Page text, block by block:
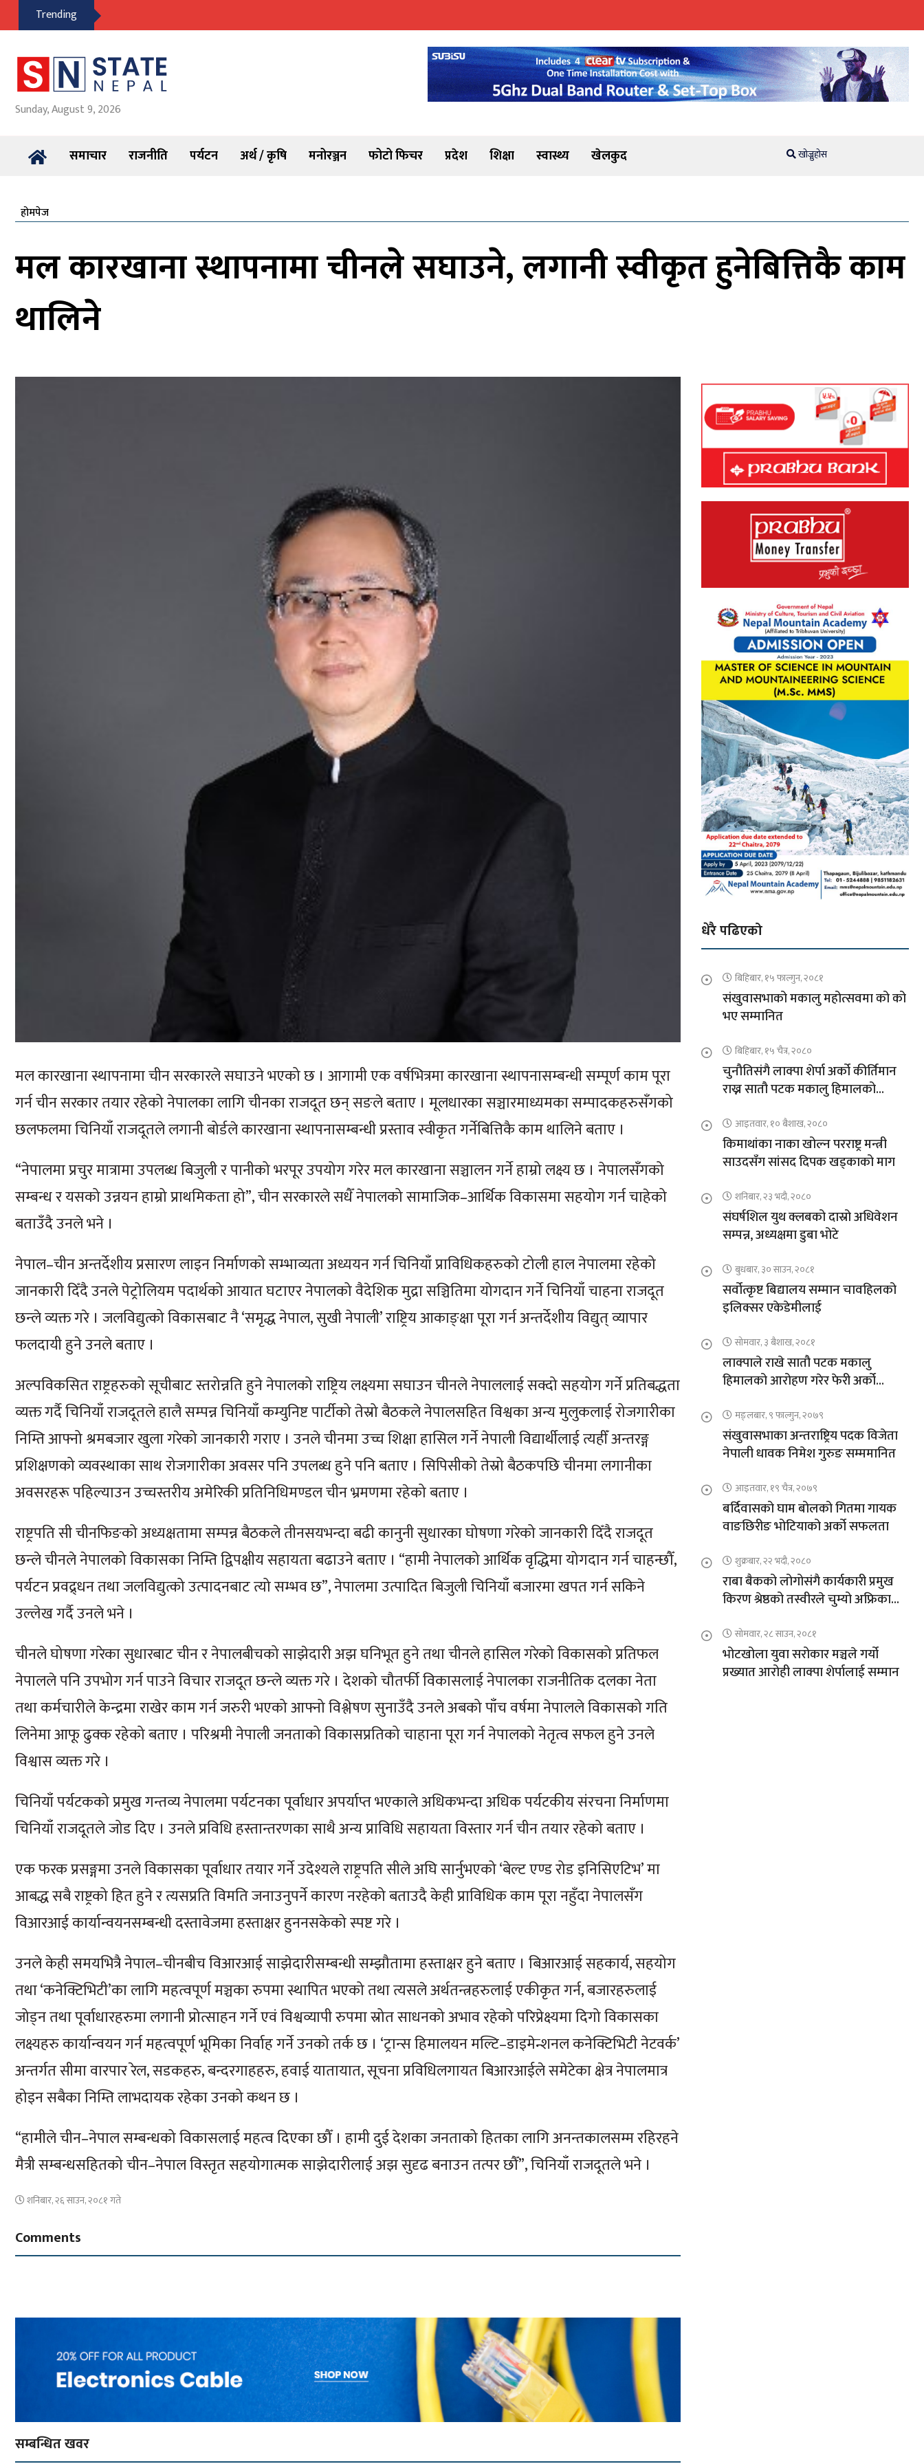
Trending
Sunday, August 9, 2026
समाचार राजनीति पर्यटन अर्थ / कृषि मनोरञ्जन फोटो फिचर प्रदेश शिक्षा स्वास्थ्य खेलकुद खोज्नुहोस
होमपेज
मल कारखाना स्थापनामा चीनले सघाउने, लगानी स्वीकृत हुनेबित्तिकै काम
थालिने
मल कारखाना स्थापनामा चीन सरकारले सघाउने भएको छ । आगामी एक वर्षभित्रमा कारखाना स्थापनासम्बन्धी सम्पूर्ण काम पूरा
गर्न चीन सरकार तयार रहेको नेपालका लागि चीनका राजदूत छन् सङले बताए । मूलधारका सञ्चारमाध्यमका सम्पादकहरुसँगको
छलफलमा चिनियाँ राजदूतले लगानी बोर्डले कारखाना स्थापनासम्बन्धी प्रस्ताव स्वीकृत गर्नेबित्तिकै काम थालिने बताए ।
“नेपालमा प्रचुर मात्रामा उपलब्ध बिजुली र पानीको भरपूर उपयोग गरेर मल कारखाना सञ्चालन गर्ने हाम्रो लक्ष्य छ । नेपालसँगको
सम्बन्ध र यसको उन्नयन हाम्रो प्राथमिकता हो”, चीन सरकारले सधैँ नेपालको सामाजिक–आर्थिक विकासमा सहयोग गर्न चाहेको
बताउँदै उनले भने ।
नेपाल–चीन अन्तर्देशीय प्रसारण लाइन निर्माणको सम्भाव्यता अध्ययन गर्न चिनियाँ प्राविधिकहरुको टोली हाल नेपालमा रहेको
जानकारी दिँदै उनले पेट्रोलियम पदार्थको आयात घटाएर नेपालको वैदेशिक मुद्रा सञ्चितिमा योगदान गर्ने चिनियाँ चाहना राजदूत
छन्ले व्यक्त गरे । जलविद्युत्को विकासबाट नै ‘समृद्ध नेपाल, सुखी नेपाली’ राष्ट्रिय आकाङ्क्षा पूरा गर्न अन्तर्देशीय विद्युत् व्यापार
फलदायी हुने उनले बताए ।
अल्पविकसित राष्ट्रहरुको सूचीबाट स्तरोन्नति हुने नेपालको राष्ट्रिय लक्ष्यमा सघाउन चीनले नेपाललाई सक्दो सहयोग गर्ने प्रतिबद्धता
व्यक्त गर्दै चिनियाँ राजदूतले हालै सम्पन्न चिनियाँ कम्युनिष्ट पार्टीको तेस्रो बैठकले नेपालसहित विश्वका अन्य मुलुकलाई रोजगारीका
निम्ति आफ्नो श्रमबजार खुला गरेको जानकारी गराए । उनले चीनमा उच्च शिक्षा हासिल गर्ने नेपाली विद्यार्थीलाई त्यहीँ अन्तरङ्ग
प्रशिक्षणको व्यवस्थाका साथ रोजगारीका अवसर पनि उपलब्ध हुने पनि बताए । सिपिसीको तेस्रो बैठकपछि चीनमा लगानीका
अवसरहरू पहिल्याउन उच्चस्तरीय अमेरिकी प्रतिनिधिमण्डल चीन भ्रमणमा रहेको बताए ।
राष्ट्रपति सी चीनफिङको अध्यक्षतामा सम्पन्न बैठकले तीनसयभन्दा बढी कानुनी सुधारका घोषणा गरेको जानकारी दिँदै राजदूत
छन्ले चीनले नेपालको विकासका निम्ति द्विपक्षीय सहायता बढाउने बताए । “हामी नेपालको आर्थिक वृद्धिमा योगदान गर्न चाहन्छौँ,
पर्यटन प्रवद्र्धन तथा जलविद्युत्को उत्पादनबाट त्यो सम्भव छ”, नेपालमा उत्पादित बिजुली चिनियाँ बजारमा खपत गर्न सकिने
उल्लेख गर्दै उनले भने ।
चीनले घोषणा गरेका सुधारबाट चीन र नेपालबीचको साझेदारी अझ घनिभूत हुने तथा चीनले हासिल गरेको विकासको प्रतिफल
नेपालले पनि उपभोग गर्न पाउने विचार राजदूत छन्ले व्यक्त गरे । देशको चौतर्फी विकासलाई नेपालका राजनीतिक दलका नेता
तथा कर्मचारीले केन्द्रमा राखेर काम गर्न जरुरी भएको आफ्नो विश्लेषण सुनाउँदै उनले अबको पाँच वर्षमा नेपालले विकासको गति
लिनेमा आफू ढुक्क रहेको बताए । परिश्रमी नेपाली जनताको विकासप्रतिको चाहाना पूरा गर्न नेपालको नेतृत्व सफल हुने उनले
विश्वास व्यक्त गरे ।
चिनियाँ पर्यटकको प्रमुख गन्तव्य नेपालमा पर्यटनका पूर्वाधार अपर्याप्त भएकाले अधिकभन्दा अधिक पर्यटकीय संरचना निर्माणमा
चिनियाँ राजदूतले जोड दिए । उनले प्रविधि हस्तान्तरणका साथै अन्य प्राविधि सहायता विस्तार गर्न चीन तयार रहेको बताए ।
एक फरक प्रसङ्गमा उनले विकासका पूर्वाधार तयार गर्ने उदेश्यले राष्ट्रपति सीले अघि सार्नुभएको ‘बेल्ट एण्ड रोड इनिसिएटिभ’ मा
आबद्ध सबै राष्ट्रको हित हुने र त्यसप्रति विमति जनाउनुपर्ने कारण नरहेको बताउदै केही प्राविधिक काम पूरा नहुँदा नेपालसँग
विआरआई कार्यान्वयनसम्बन्धी दस्तावेजमा हस्ताक्षर हुननसकेको स्पष्ट गरे ।
उनले केही समयभित्रै नेपाल–चीनबीच विआरआई साझेदारीसम्बन्धी सम्झौतामा हस्ताक्षर हुने बताए । बिआरआई सहकार्य, सहयोग
तथा ‘कनेक्टिभिटी’का लागि महत्वपूर्ण मञ्चका रुपमा स्थापित भएको तथा त्यसले अर्थतन्त्रहरुलाई एकीकृत गर्न, बजारहरुलाई
जोड्न तथा पूर्वाधारहरुमा लगानी प्रोत्साहन गर्ने एवं विश्वव्यापी रुपमा स्रोत साधनको अभाव रहेको परिप्रेक्ष्यमा दिगो विकासका
लक्ष्यहरु कार्यान्वयन गर्न महत्वपूर्ण भूमिका निर्वाह गर्ने उनको तर्क छ । ‘ट्रान्स हिमालयन मल्टि–डाइमेन्शनल कनेक्टिभिटी नेटवर्क’
अन्तर्गत सीमा वारपार रेल, सडकहरु, बन्दरगाहहरु, हवाई यातायात, सूचना प्रविधिलगायत बिआरआईले समेटेका क्षेत्र नेपालमात्र
होइन सबैका निम्ति लाभदायक रहेका उनको कथन छ ।
“हामीले चीन–नेपाल सम्बन्धको विकासलाई महत्व दिएका छौँ । हामी दुई देशका जनताको हितका लागि अनन्तकालसम्म रहिरहने
मैत्री सम्बन्धसहितको चीन–नेपाल विस्तृत सहयोगात्मक साझेदारीलाई अझ सुदृढ बनाउन तत्पर छौँ”, चिनियाँ राजदूतले भने ।
शनिबार, २६ साउन, २०८१ गते
Comments
सम्बन्धित खवर
धेरै पढिएको
बिहिबार, १५ फाल्गुन, २०८१
संखुवासभाको मकालु महोत्सवमा को को
भए सम्मानित
बिहिबार, १५ चैत्र, २०८०
चुनौतिसंगै लाक्पा शेर्पा अर्को कीर्तिमान
राख्न सातौ पटक मकालु हिमालको
आइतवार, १० बैशाख, २०८०
किमाथांका नाका खोल्न परराष्ट्र मन्त्री
साउदसँग सांसद दिपक खड्काको माग
शनिबार, २३ भदौ, २०८०
संघर्षशिल युथ क्लबको दास्रो अधिवेशन
सम्पन्न, अध्यक्षमा डुबा भोटे
बुधबार, ३० साउन, २०८१
सर्वोत्कृष्ट बिद्यालय सम्मान चावहिलको
इलिक्सर एकेडेमीलाई
सोमवार, ३ बैशाख, २०८१
लाक्पाले राखे सातौ पटक मकालु
हिमालको आरोहण गरेर फेरी अर्को
मङ्लबार, ९ फाल्गुन, २०७९
संखुवासभाका अन्तराष्ट्रिय पदक विजेता
नेपाली धावक निमेश गुरुङ सम्ममानित
आइतवार, १९ चैत्र, २०७९
बर्दिवासको घाम बोलको गितमा गायक
वाङछिरीङ भोटियाको अर्को सफलता
शुक्रबार, २२ भदौ, २०८०
राबा बैकको लोगोसंगै कार्यकारी प्रमुख
किरण श्रेष्ठको तस्वीरले चुम्यो अफ्रिकाको
सोमवार, २८ साउन, २०८१
भोटखोला युवा सरोकार मञ्चले गर्यो
प्रख्यात आरोही लाक्पा शेर्पालाई सम्मान